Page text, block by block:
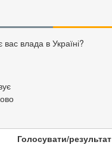
влада в Україні?
Голосувати/результат